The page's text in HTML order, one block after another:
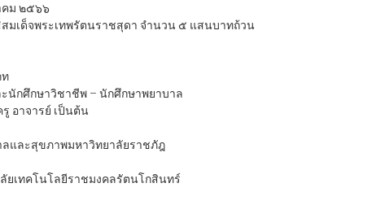
คม ๒๕๖๖
มเด็จพระเทพรัตนราชสุดา จำนวน ๕ แสนบาทถ้วน
ท
นักศึกษาวิชาชีพ – นักศึกษาพยาบาล
อาจารย์ เป็นต้น
ลและสุขภาพมหาวิทยาลัยราชภัฎ
ยเทคโนโลยีราชมงคลรัตนโกสินทร์